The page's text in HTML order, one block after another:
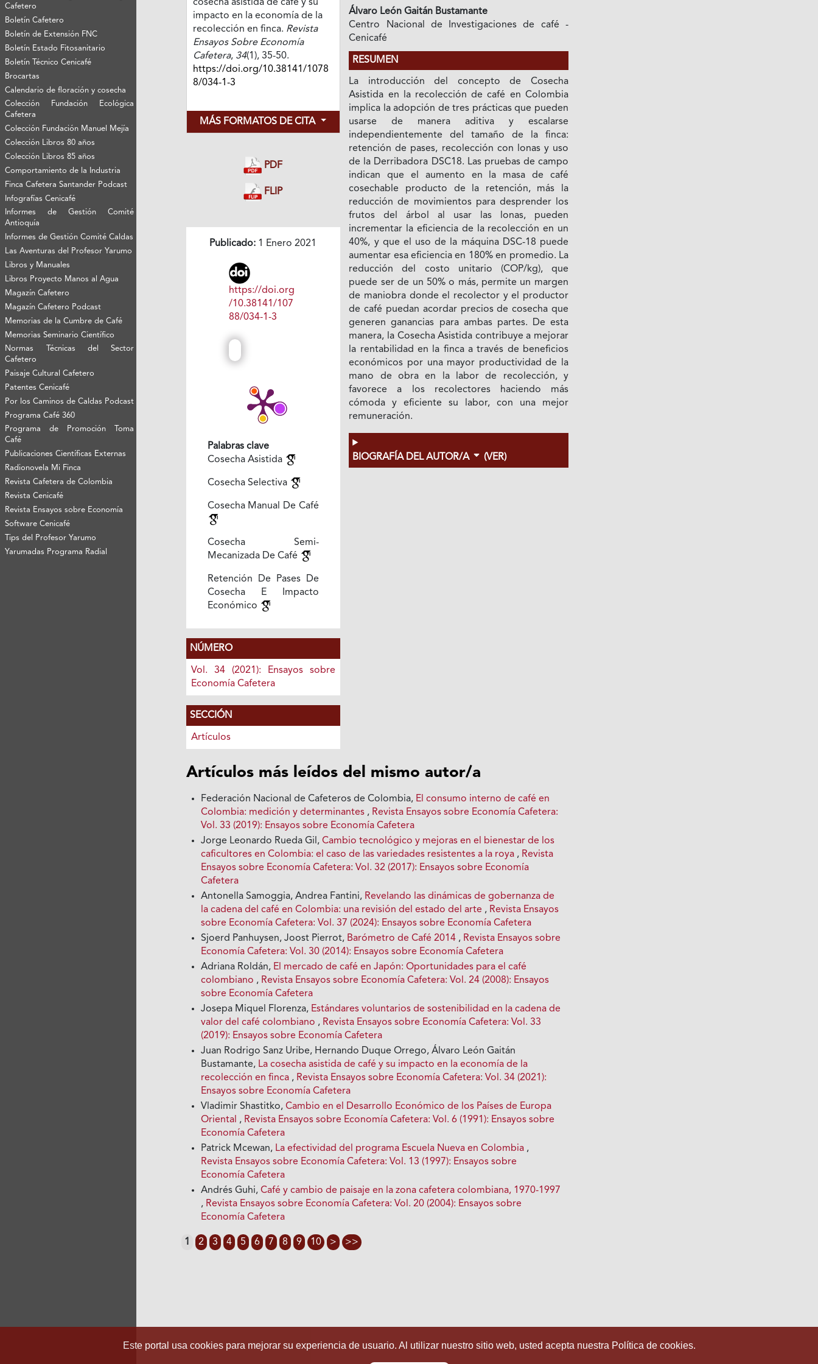
Cafetero
Boletín Cafetero
Boletín de Extensión FNC
Boletín Estado Fitosanitario
Boletín Técnico Cenicafé
Brocartas
Calendario de floración y cosecha
Colección Fundación Ecológica
Cafetera
Colección Fundación Manuel Mejía
Colección Libros 80 años
Colección Libros 85 años
Comportamiento de la Industria
Finca Cafetera Santander Podcast
Infografías Cenicafé
Informes de Gestión Comité
Antioquía
Informes de Gestión Comité Caldas
Las Aventuras del Profesor Yarumo
Libros y Manuales
Libros Proyecto Manos al Agua
Magazín Cafetero
Magazín Cafetero Podcast
Memorias de la Cumbre de Café
Memorias Seminario Científico
Normas Técnicas del Sector
Cafetero
Paisaje Cultural Cafetero
Patentes Cenicafé
Por los Caminos de Caldas Podcast
Programa Café 360
Programa de Promoción Toma
Café
Publicaciones Científicas Externas
Radionovela Mi Finca
Revista Cafetera de Colombia
Revista Cenicafé
Revista Ensayos sobre Economía
Software Cenicafé
Tips del Profesor Yarumo
Yarumadas Programa Radial
cosecha asistida de café y su
impacto en la economía de la
recolección en finca. Revista
Ensayos Sobre Economía
Cafetera, 34(1), 35-50.
https://doi.org/10.38141/1078
8/034-1-3
MÁS FORMATOS DE CITA
PDF
FLIP
Publicado: 1 Enero 2021
https://doi.org
/10.38141/107
88/034-1-3
Palabras clave
Cosecha Asistida
Cosecha Selectiva
Cosecha Manual De Café
Cosecha Semi-
Mecanizada De Café
Retención De Pases De
Cosecha E Impacto
Económico
NÚMERO
Vol. 34 (2021): Ensayos sobre
Economía Cafetera
SECCIÓN
Artículos
Álvaro León Gaitán Bustamante
Centro Nacional de Investigaciones de café -
Cenicafé
RESUMEN
La introducción del concepto de Cosecha
Asistida en la recolección de café en Colombia
implica la adopción de tres prácticas que pueden
usarse de manera aditiva y escalarse
independientemente del tamaño de la finca:
retención de pases, recolección con lonas y uso
de la Derribadora DSC18. Las pruebas de campo
indican que el aumento en la masa de café
cosechable producto de la retención, más la
reducción de movimientos para desprender los
frutos del árbol al usar las lonas, pueden
incrementar la eficiencia de la recolección en un
40%, y que el uso de la máquina DSC-18 puede
aumentar esa eficiencia en 180% en promedio. La
reducción del costo unitario (COP/kg), que
puede ser de un 50% o más, permite un margen
de maniobra donde el recolector y el productor
de café puedan acordar precios de cosecha que
generen ganancias para ambas partes. De esta
manera, la Cosecha Asistida contribuye a mejorar
la rentabilidad en la finca a través de beneficios
económicos por una mayor productividad de la
mano de obra en la labor de recolección, y
favorece a los recolectores haciendo más
cómoda y eficiente su labor, con una mejor
remuneración.
BIOGRAFÍA DEL AUTOR/A (VER)
Artículos más leídos del mismo autor/a
Federación Nacional de Cafeteros de Colombia, El consumo interno de café en
Colombia: medición y determinantes , Revista Ensayos sobre Economía Cafetera:
Vol. 33 (2019): Ensayos sobre Economía Cafetera
Jorge Leonardo Rueda Gil,Cambio tecnológico y mejoras en el bienestar de los
caficultores en Colombia: el caso de las variedades resistentes a la roya , Revista
Ensayos sobre Economía Cafetera: Vol. 32 (2017): Ensayos sobre Economía
Cafetera
Antonella Samoggia, Andrea Fantini, Revelando las dinámicas de gobernanza de
la cadena del café en Colombia: una revisión del estado del arte , Revista Ensayos
sobre Economía Cafetera: Vol. 37 (2024): Ensayos sobre Economía Cafetera
Sjoerd Panhuysen, Joost Pierrot, Barómetro de Café 2014 , Revista Ensayos sobre
Economía Cafetera: Vol. 30 (2014): Ensayos sobre Economía Cafetera
Adriana Roldán, El mercado de café en Japón: Oportunidades para el café
colombiano , Revista Ensayos sobre Economía Cafetera: Vol. 24 (2008): Ensayos
sobre Economía Cafetera
Josepa Miquel Florenza, Estándares voluntarios de sostenibilidad en la cadena de
valor del café colombiano , Revista Ensayos sobre Economía Cafetera: Vol. 33
(2019): Ensayos sobre Economía Cafetera
Juan Rodrigo Sanz Uribe, Hernando Duque Orrego, Álvaro León Gaitán
Bustamante, La cosecha asistida de café y su impacto en la economía de la
recolección en finca , Revista Ensayos sobre Economía Cafetera: Vol. 34 (2021):
Ensayos sobre Economía Cafetera
Vladimir Shastitko,Cambio en el Desarrollo Económico de los Países de Europa
Oriental , Revista Ensayos sobre Economía Cafetera: Vol. 6 (1991): Ensayos sobre
Economía Cafetera
Patrick Mcewan, La efectividad del programa Escuela Nueva en Colombia ,
Revista Ensayos sobre Economía Cafetera: Vol. 13 (1997): Ensayos sobre
Economía Cafetera
Andrés Guhi,Café y cambio de paisaje en la zona cafetera colombiana, 1970-1997
, Revista Ensayos sobre Economía Cafetera: Vol. 20 (2004): Ensayos sobre
Economía Cafetera
1 2 3 4 5 6 7 8 9 10 > >>
Este portal usa cookies para mejorar su experiencia de usuario. Al utilizar nuestro sitio web, usted acepta nuestra Política de cookies.